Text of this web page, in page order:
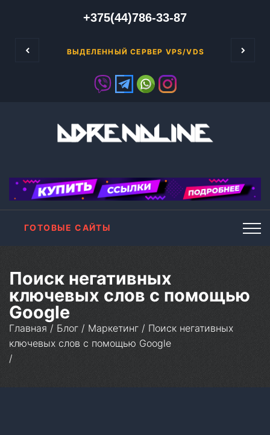
+375(44)786-33-87
месяц обучения. Сначала в бесплатной
ПО ЗАПОЛНЕНИЮ.
ВЫДЕЛЕННЫЙ СЕРВЕР VPS/VDS Для
ГОТОВЫЕ САЙТЫ
Поиск негативных
ключевых слов с помощью
Google
Главная / Блог / Маркетинг / Поиск негативных
ключевых слов с помощью Google
/